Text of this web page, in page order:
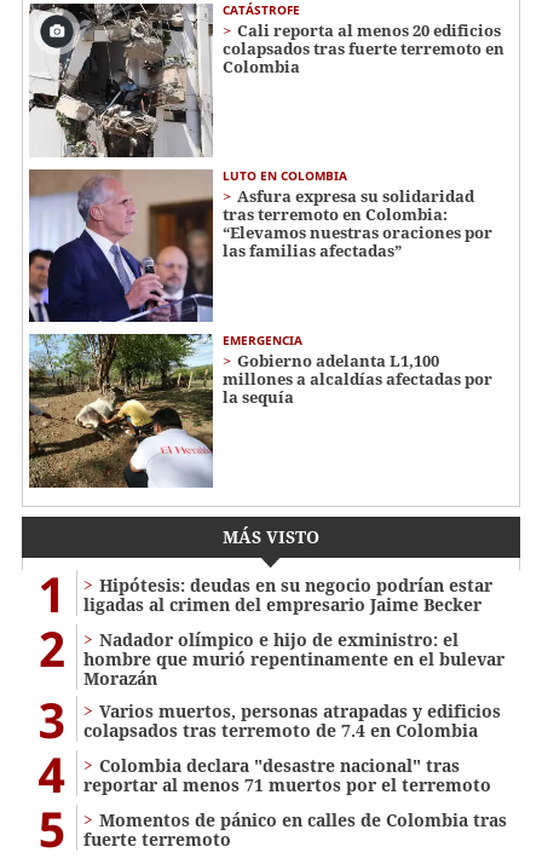
CATÁSTROFE
Cali reporta al menos 20 edificios
colapsados tras fuerte terremoto en
Colombia
LUTO EN COLOMBIA
Asfura expresa su solidaridad
tras terremoto en Colombia:
“Elevamos nuestras oraciones por
las familias afectadas”
EMERGENCIA
Gobierno adelanta L1,100
millones a alcaldías afectadas por
la sequía
MÁS VISTO
1
Hipótesis: deudas en su negocio podrían estar
ligadas al crimen del empresario Jaime Becker
2
Nadador olímpico e hijo de exministro: el
hombre que murió repentinamente en el bulevar
Morazán
3
Varios muertos, personas atrapadas y edificios
colapsados tras terremoto de 7.4 en Colombia
4
Colombia declara "desastre nacional" tras
reportar al menos 71 muertos por el terremoto
5
Momentos de pánico en calles de Colombia tras
fuerte terremoto